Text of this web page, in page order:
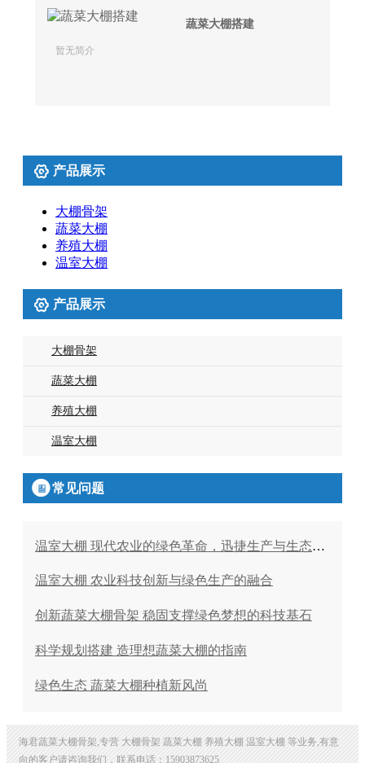
蔬菜大棚搭建
暂无简介
 产品展示
大棚骨架
蔬菜大棚
养殖大棚
温室大棚
 产品展示
大棚骨架
蔬菜大棚
养殖大棚
温室大棚
常见问题
温室大棚 现代农业的绿色革命，迅捷生产与生态平衡的结合
温室大棚 农业科技创新与绿色生产的融合
创新蔬菜大棚骨架 稳固支撑绿色梦想的科技基石
科学规划搭建 造理想蔬菜大棚的指南
绿色生态 蔬菜大棚种植新风尚
海君蔬菜大棚骨架,专营 大棚骨架 蔬菜大棚 养殖大棚 温室大棚 等业务,有意
向的客户请咨询我们，联系电话：15903873625